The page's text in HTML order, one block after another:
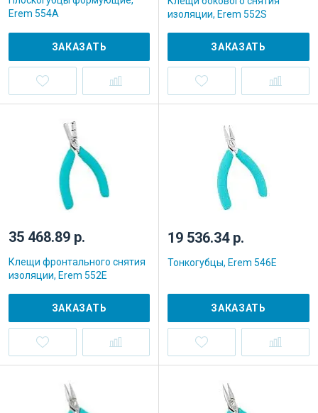
Erem 554A
ЗАКАЗАТЬ
изоляции, Erem 552S
ЗАКАЗАТЬ
35 468.89 р.
Клещи фронтального снятия
изоляции, Erem 552E
ЗАКАЗАТЬ
19 536.34 р.
Тонкогубцы, Erem 546E
ЗАКАЗАТЬ